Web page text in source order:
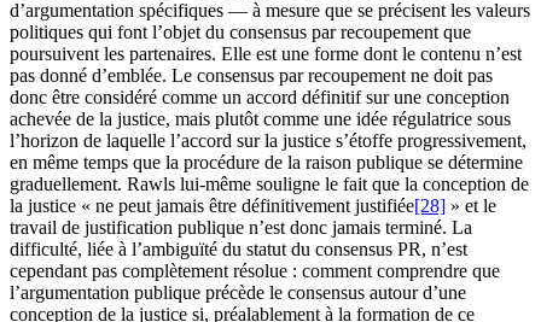
d’argumentation spécifiques — à mesure que se précisent les valeurs
politiques qui font l’objet du consensus par recoupement que
poursuivent les partenaires. Elle est une forme dont le contenu n’est
pas donné d’emblée. Le consensus par recoupement ne doit pas
donc être considéré comme un accord définitif sur une conception
achevée de la justice, mais plutôt comme une idée régulatrice sous
l’horizon de laquelle l’accord sur la justice s’étoffe progressivement,
en même temps que la procédure de la raison publique se détermine
graduellement. Rawls lui-même souligne le fait que la conception de
la justice « ne peut jamais être définitivement justifiée[28] » et le
travail de justification publique n’est donc jamais terminé. La
difficulté, liée à l’ambiguïté du statut du consensus PR, n’est
cependant pas complètement résolue : comment comprendre que
l’argumentation publique précède le consensus autour d’une
conception de la justice si, préalablement à la formation de ce